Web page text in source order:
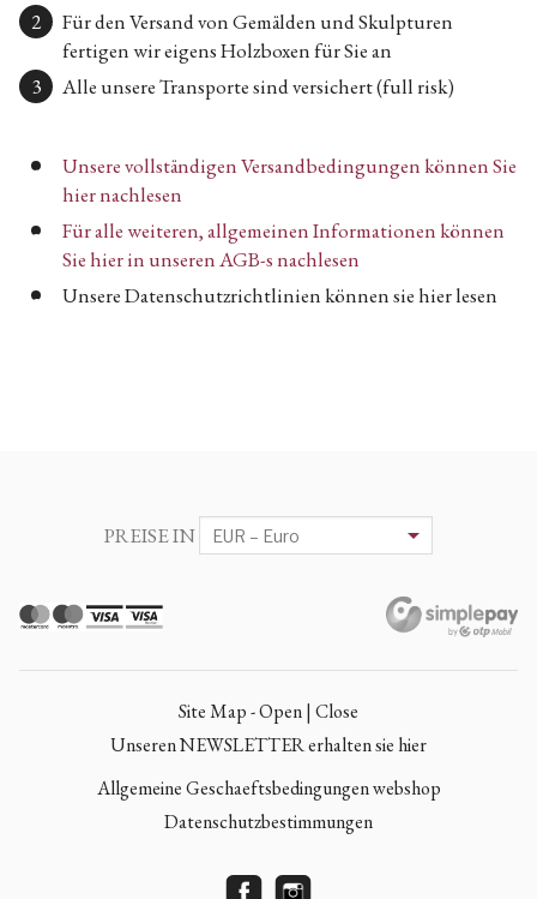
Für den Versand von Gemälden und Skulpturen
fertigen wir eigens Holzboxen für Sie an
Alle unsere Transporte sind versichert (full risk)
Unsere vollständigen Versandbedingungen können Sie
hier nachlesen
Für alle weiteren, allgemeinen Informationen können
Sie hier in unseren AGB-s nachlesen
Unsere Datenschutzrichtlinien können sie hier lesen
PREISE IN
Site Map - Open | Close
Unseren NEWSLETTER erhalten sie hier
Allgemeine Geschaeftsbedingungen webshop
Datenschutzbestimmungen